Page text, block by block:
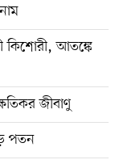
কিশোরী, আতঙ্কে
জীবাণু
পতন